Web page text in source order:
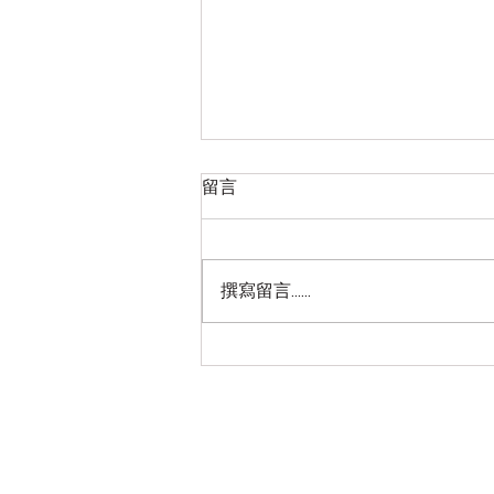
2026八月 简易的零星整理以
研读笔记（1） 第四十章、第四十
一章、第四十二章、第四十三章、
留言
撰寫留言......